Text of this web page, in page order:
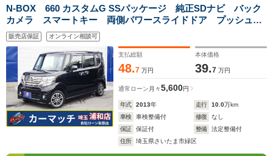
N-BOX 660 カスタムG SSパッケージ 純正SDナビ バック
カメラ スマートキー 両側パワースライドドア プッシュス
タート Bluetooth フォグランプ
販売店保証 オンライン相談可
支払総額
48.7 万円
本体価格
39.7 万円
通常ローン 月々5,600円
年式 2013年 走行 10.0万km
車検
車検整備付 修復
なし
保証
保証付 整備
法定整備付
住所
埼玉県さいたま市緑区